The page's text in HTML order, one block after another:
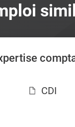
CDI